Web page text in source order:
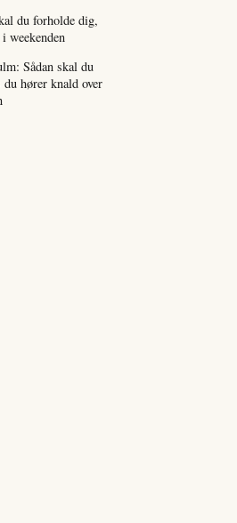
du forholde dig,
weekenden
Sådan skal du
hører knald over